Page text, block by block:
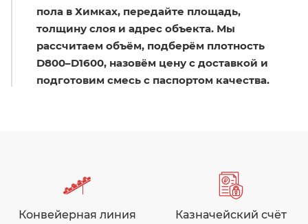
пола в Химках, передайте площадь,
толщину слоя и адрес объекта. Мы
рассчитаем объём, подберём плотность
D800–D1600, назовём цену с доставкой и
подготовим смесь с паспортом качества.
Конвейерная линия
Казначейский счёт